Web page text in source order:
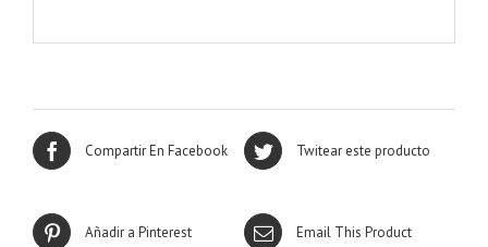
Compartir En Facebook Twitear este producto
Añadir a Pinterest Email This Product